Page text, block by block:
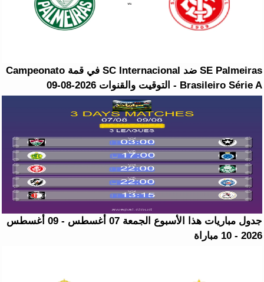
SE Palmeiras ضد SC Internacional في قمة Campeonato
Brasileiro Série A - التوقيت والقنوات 2026-08-09
جدول مباريات هذا الأسبوع الجمعة 07 أغسطس - 09 أغسطس
2026 - 10 مباراة